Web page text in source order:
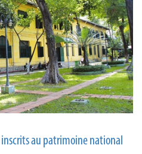
au patrimoine national